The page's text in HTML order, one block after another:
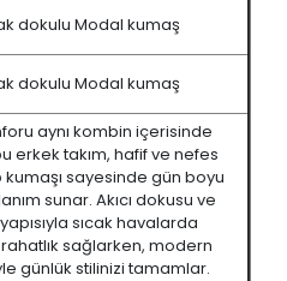
dokulu Modal kumaş
dokulu Modal kumaş
aynı kombin içerisinde
erkek takım, hafif ve nefes
sayesinde gün boyu
sunar. Akıcı dokusu ve
sıcak havalarda
sağlarken, modern
günlük stilinizi tamamlar.